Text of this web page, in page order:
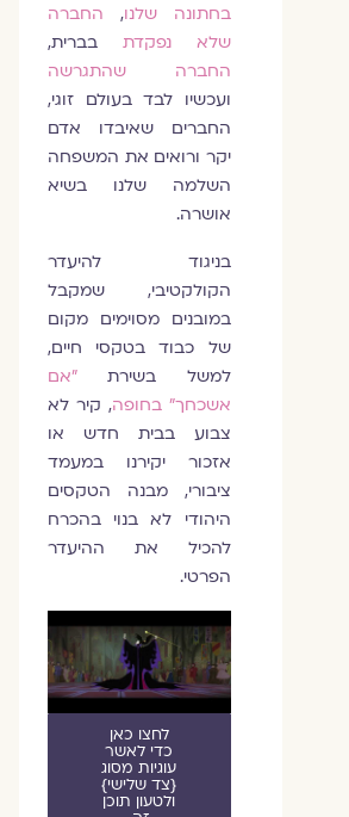
בחתונה שלנו,
החברה
שלא נפקדת
בברית,
החברה שהתגרשה
ועכשיו לבד בעולם זוגי,
החברים שאיבדו אדם
יקר ורואים את המשפחה
השלמה שלנו בשיא
אושרה.
בניגוד להיעדר
הקולקטיבי, שמקבל
במובנים מסוימים מקום
של כבוד בטקסי חיים,
למשל בשירת
"אם
אשכחך" בחופה, קיר לא
צבוע בבית חדש או
אזכור יקירנו במעמד
ציבורי, מבנה הטקסים
היהודי לא בנוי בהכרח
להכיל את ההיעדר
הפרטי.
לחצו כאן
כדי לאשר
עוגיות מסוג
{צד שלישי}
ולטעון תוכן